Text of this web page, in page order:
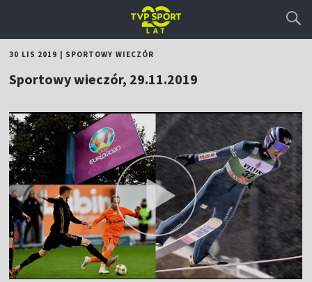
30 LIS 2019 SPORTOWY WIECZÓR
Sportowy wieczór, 29.11.2019